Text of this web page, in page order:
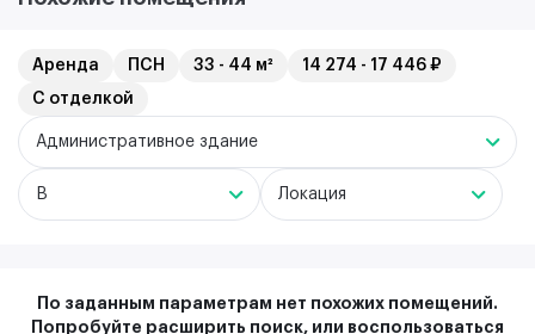
Аренда ПСН 33 - 44 м²
14 274 - 17 446 ₽
С отделкой
Административное здание
B Локация
По заданным параметрам нет похожих помещений.
Попробуйте расширить поиск, или воспользоваться